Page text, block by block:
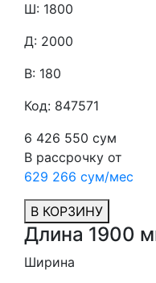
Ш: 1800
Д: 2000
В: 180
Код: 847571
6 426 550 сум
В рассрочку от
629 266 сум/мес
В КОРЗИНУ
Длина 1900
Ширина